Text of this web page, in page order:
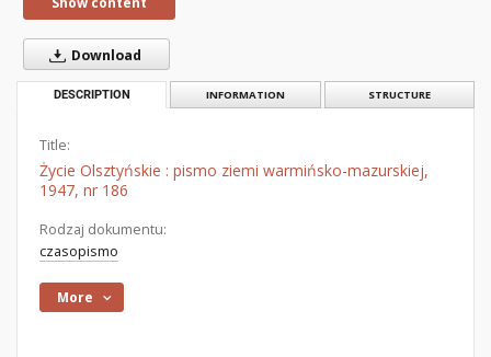
Download
DESCRIPTION INFORMATION STRUCTURE
Title:
Życie Olsztyńskie : pismo ziemi warmińsko-mazurskiej,
1947, nr 186
Rodzaj dokumentu:
czasopismo
More